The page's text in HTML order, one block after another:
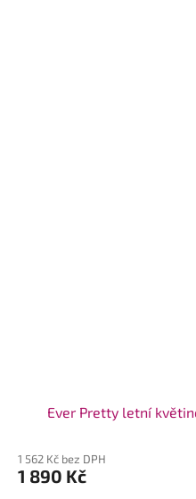
Ever Pretty letní
1 562 Kč bez DPH
1 890 Kč